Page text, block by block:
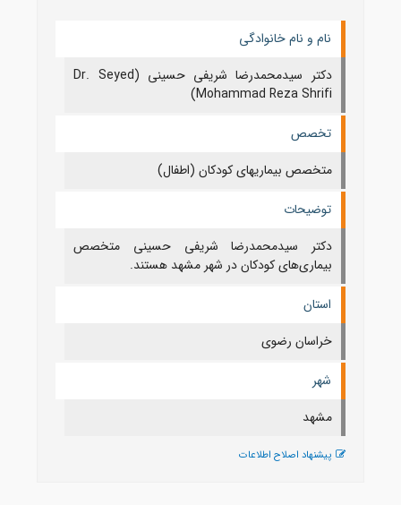
نام و نام خانوادگی
دکتر سیدمحمدرضا شریفی حسینی (Dr. Seyed
Mohammad Reza Shrifi)
تخصص
متخصص بیماریهای کودکان (اطفال)
توضیحات
دکتر سیدمحمدرضا شریفی حسینی متخصص
بیماری‌های کودکان در شهر مشهد هستند.
استان
خراسان رضوی
شهر
مشهد
پیشنهاد اصلاح اطلاعات